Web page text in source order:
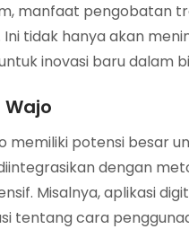
manfaat pengobatan
tidak hanya akan
inovasi baru dalam
potensi besar
dengan
Misalnya, aplikasi
tentang cara